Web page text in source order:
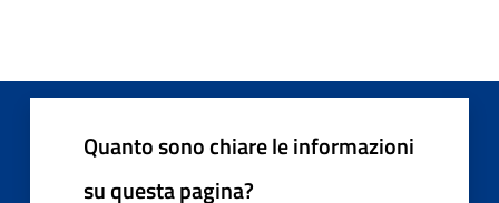
Quanto sono chiare le informazioni
su questa pagina?